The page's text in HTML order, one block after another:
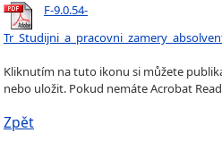
F-9.0.54-
Kliknutím na tuto ikonu si můžete
nebo uložit. Pokud nemáte Acrobat
Zpět